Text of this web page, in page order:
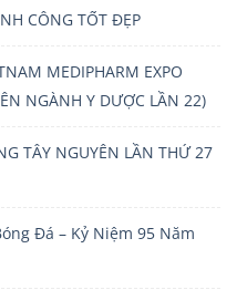
CÔNG TỐT ĐẸP
MEDIPHARM EXPO
NGÀNH Y DƯỢC LẦN 22)
TÂY NGUYÊN LẦN THỨ 27
Đá – Kỷ Niệm 95 Năm